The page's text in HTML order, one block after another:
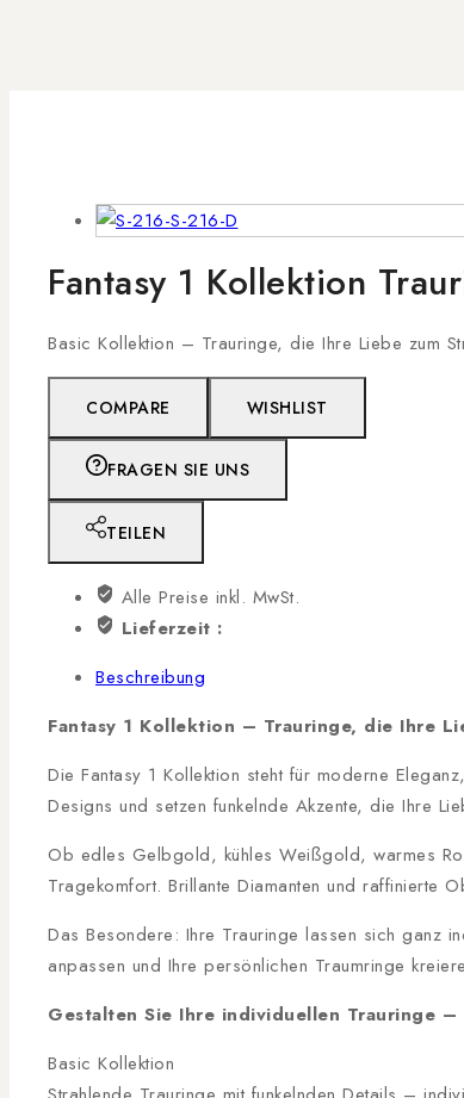
Fantasy 1 Kollektion
Basic Kollektion – Trauringe, die Ihre Liebe zum
COMPARE WISHLIST
FRAGEN SIE UNS
TEILEN
Alle Preise inkl. MwSt.
Lieferzeit :
Beschreibung
Fantasy 1 Kollektion – Trauringe, die Ihre
Die Fantasy 1 Kollektion steht für moderne
Designs und setzen funkelnde Akzente, die Ihre
Ob edles Gelbgold, kühles Weißgold, warmes
Tragekomfort. Brillante Diamanten und raffinierte
Das Besondere: Ihre Trauringe lassen sich ganz
anpassen und Ihre persönlichen Traumringe
Gestalten Sie Ihre individuellen Trauringe
Basic Kollektion